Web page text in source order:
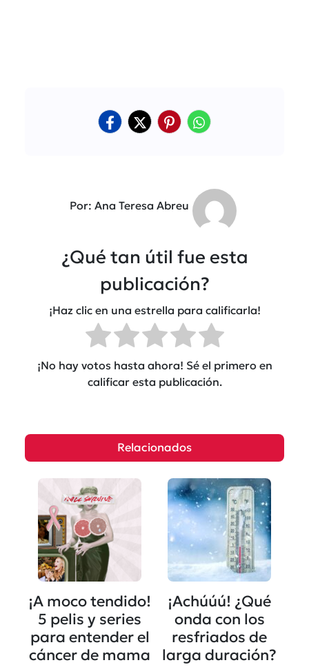
Por: Ana Teresa Abreu
¿Qué tan útil fue esta
publicación?
¡Haz clic en una estrella para calificarla!
¡No hay votos hasta ahora! Sé el primero en
calificar esta publicación.
Relacionados
¡A moco tendido!
5 pelis y series
para entender el
cáncer de mama
¡Achúúú! ¿Qué
onda con los
resfriados de
larga duración?